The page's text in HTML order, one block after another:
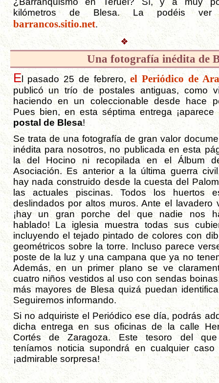
kilómetros de Blesa. La podéis
barrancos.sitio.net.
Una fotografía inédita de
El pasado 25 de febrero,el Periódico de
publicó un trío de postales antiguas, como
haciendo en un coleccionable desde hace
Pues bien, en esta séptima entrega ¡aparece
postal de Blesa!
Se trata de una fotografía de gran valor
inédita para nosotros, no publicada en esta
la del Hocino ni recopilada en el Álbum
Asociación. Es anterior a la última guerra
hay nada construido desde la cuesta del
las actuales piscinas. Todos los huertos
deslindados por altos muros. Ante el lavadero
¡hay un gran porche del que nadie nos
hablado! La iglesia muestra todas sus
incluyendo el tejado pintado de colores con
geométricos sobre la torre. Incluso parece
poste de la luz y una campana que ya no
Además, en un primer plano se ve
cuatro niños vestidos al uso con sendas
más mayores de Blesa quizá puedan
Seguiremos informando.
Si no adquiriste el Periódico ese día, podrás
dicha entrega en sus oficinas de la calle
Cortés de Zaragoza. Este tesoro del
teníamos noticia supondrá en cualquier caso
¡admirable sorpresa!